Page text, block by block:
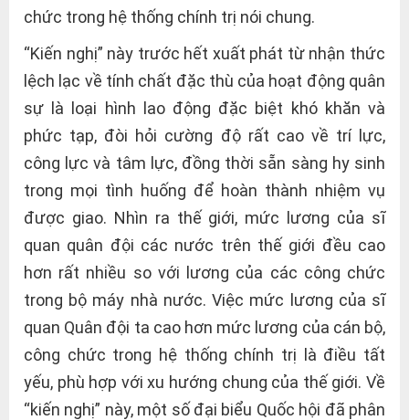
chức trong hệ thống chính trị nói chung.
“Kiến nghị” này trước hết xuất phát từ nhận thức
lệch lạc về tính chất đặc thù của hoạt động quân
sự là loại hình lao động đặc biệt khó khăn và
phức tạp, đòi hỏi cường độ rất cao về trí lực,
công lực và tâm lực, đồng thời sẵn sàng hy sinh
trong mọi tình huống để hoàn thành nhiệm vụ
được giao. Nhìn ra thế giới, mức lương của sĩ
quan quân đội các nước trên thế giới đều cao
hơn rất nhiều so với lương của các công chức
trong bộ máy nhà nước. Việc mức lương của sĩ
quan Quân đội ta cao hơn mức lương của cán bộ,
công chức trong hệ thống chính trị là điều tất
yếu, phù hợp với xu hướng chung của thế giới. Về
“kiến nghị” này, một số đại biểu Quốc hội đã phân